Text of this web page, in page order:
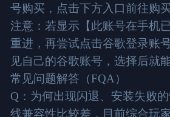
号购买，点击下方入口前往购
注意：若显示【此账号在手机
重进，再尝试点击谷歌登录账
见自己的谷歌账号，选择后就
常见问题解答（FQA）
Q：为何出现闪退、安装失败
线兼容性比较差，目前综合玩